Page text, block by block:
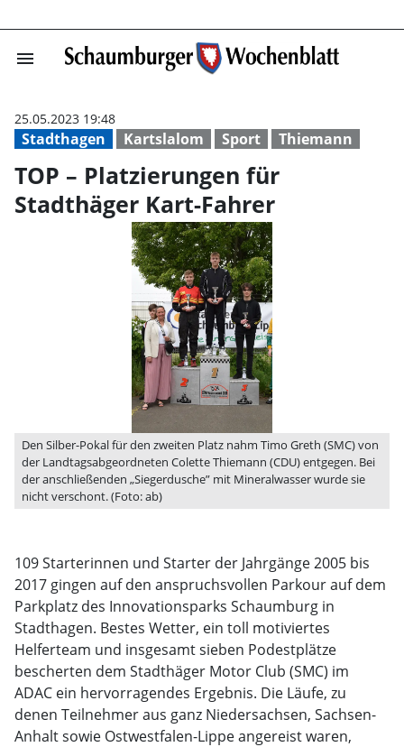
menu TOP –
Stadthagen Kartslalom Sport Thiemann
25.05.2023 19:48
TOP – Platzierungen für
Stadthäger Kart-Fahrer
Den Silber-Pokal für den zweiten Platz nahm Timo Greth (SMC) von
der Landtagsabgeordneten Colette Thiemann (CDU) entgegen. Bei
der anschließenden „Siegerdusche” mit Mineralwasser wurde sie
nicht verschont. (Foto: ab)
109 Starterinnen und Starter der Jahrgänge 2005 bis
2017 gingen auf den anspruchsvollen Parkour auf dem
Parkplatz des Innovationsparks Schaumburg in
Stadthagen. Bestes Wetter, ein toll motiviertes
Helferteam und insgesamt sieben Podestplätze
bescherten dem Stadthäger Motor Club (SMC) im
ADAC ein hervorragendes Ergebnis. Die Läufe, zu
denen Teilnehmer aus ganz Niedersachsen, Sachsen-
Anhalt sowie Ostwestfalen-Lippe angereist waren,